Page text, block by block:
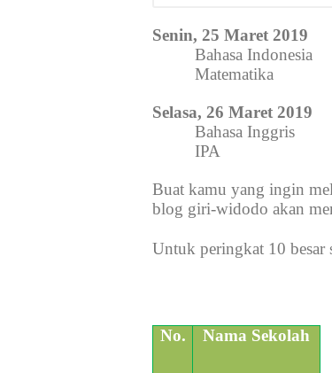
Senin, 25 Maret 2019
Bahasa Indonesia
Matematika
Selasa, 26 Maret 2019
Bahasa Inggris
IPA
Buat kamu yang ingin
blog giri-widodo akan
Untuk peringkat 10 besar
No. Nama Sekolah